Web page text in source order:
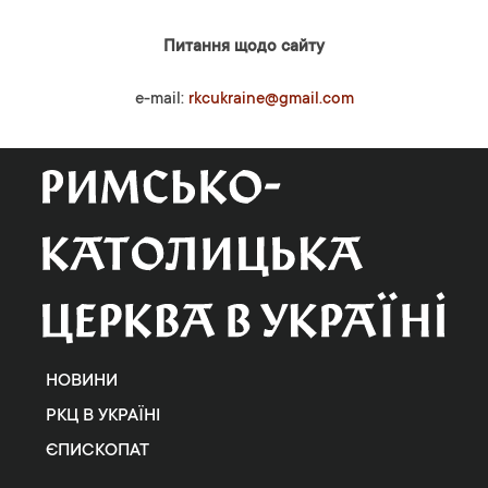
Питання щодо сайту
e-mail: rkcukraine@gmail.com
НОВИНИ
РКЦ В УКРАЇНІ
ЄПИСКОПАТ